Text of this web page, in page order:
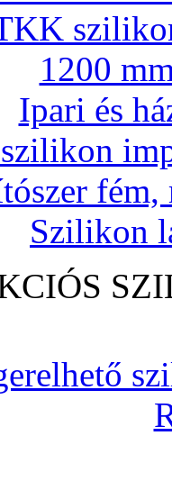
1200
Ipari és
Szilikon